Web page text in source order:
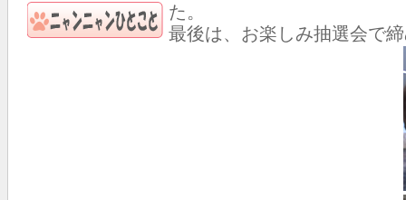
た。
最後は、お楽しみ抽選会で